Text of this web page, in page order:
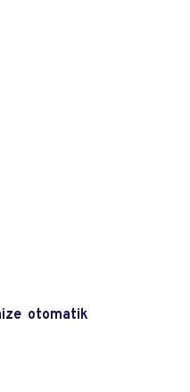
otomatik